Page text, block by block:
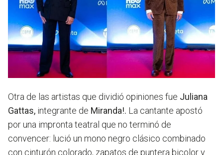
Otra de las artistas que dividió opiniones fue Juliana
Gattas, integrante de Miranda!. La cantante apostó
poruna impronta teatral que no terminó de
convencer: lució un mono negro clásico combinado
con cinturón colorado, zapatos de puntera bicolor y